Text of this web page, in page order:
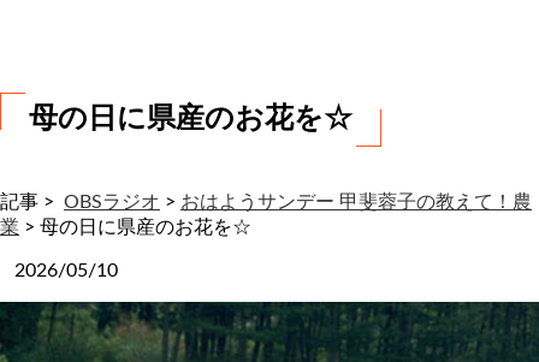
母の日に県産のお花を☆
記事 > OBSラジオ > おはようサンデー 甲斐蓉子の教えて！農
業 > 母の日に県産のお花を☆
2026/05/10